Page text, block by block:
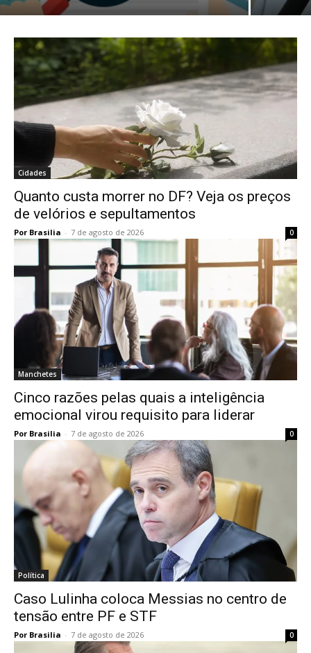
Cidades
Quanto custa morrer no DF? Veja os preços
de velórios e sepultamentos
Por Brasilia - 7 de agosto de 2026 0
Manchetes
Cinco razões pelas quais a inteligência
emocional virou requisito para liderar
Por Brasilia - 7 de agosto de 2026 0
Política
Caso Lulinha coloca Messias no centro de
tensão entre PF e STF
Por Brasilia - 7 de agosto de 2026 0